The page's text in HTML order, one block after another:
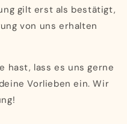
gilt erst als bestätigt,
von uns erhalten
hast, lass es uns gerne
Vorlieben ein. Wir